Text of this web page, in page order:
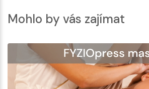
Mohlo by vás zajímat